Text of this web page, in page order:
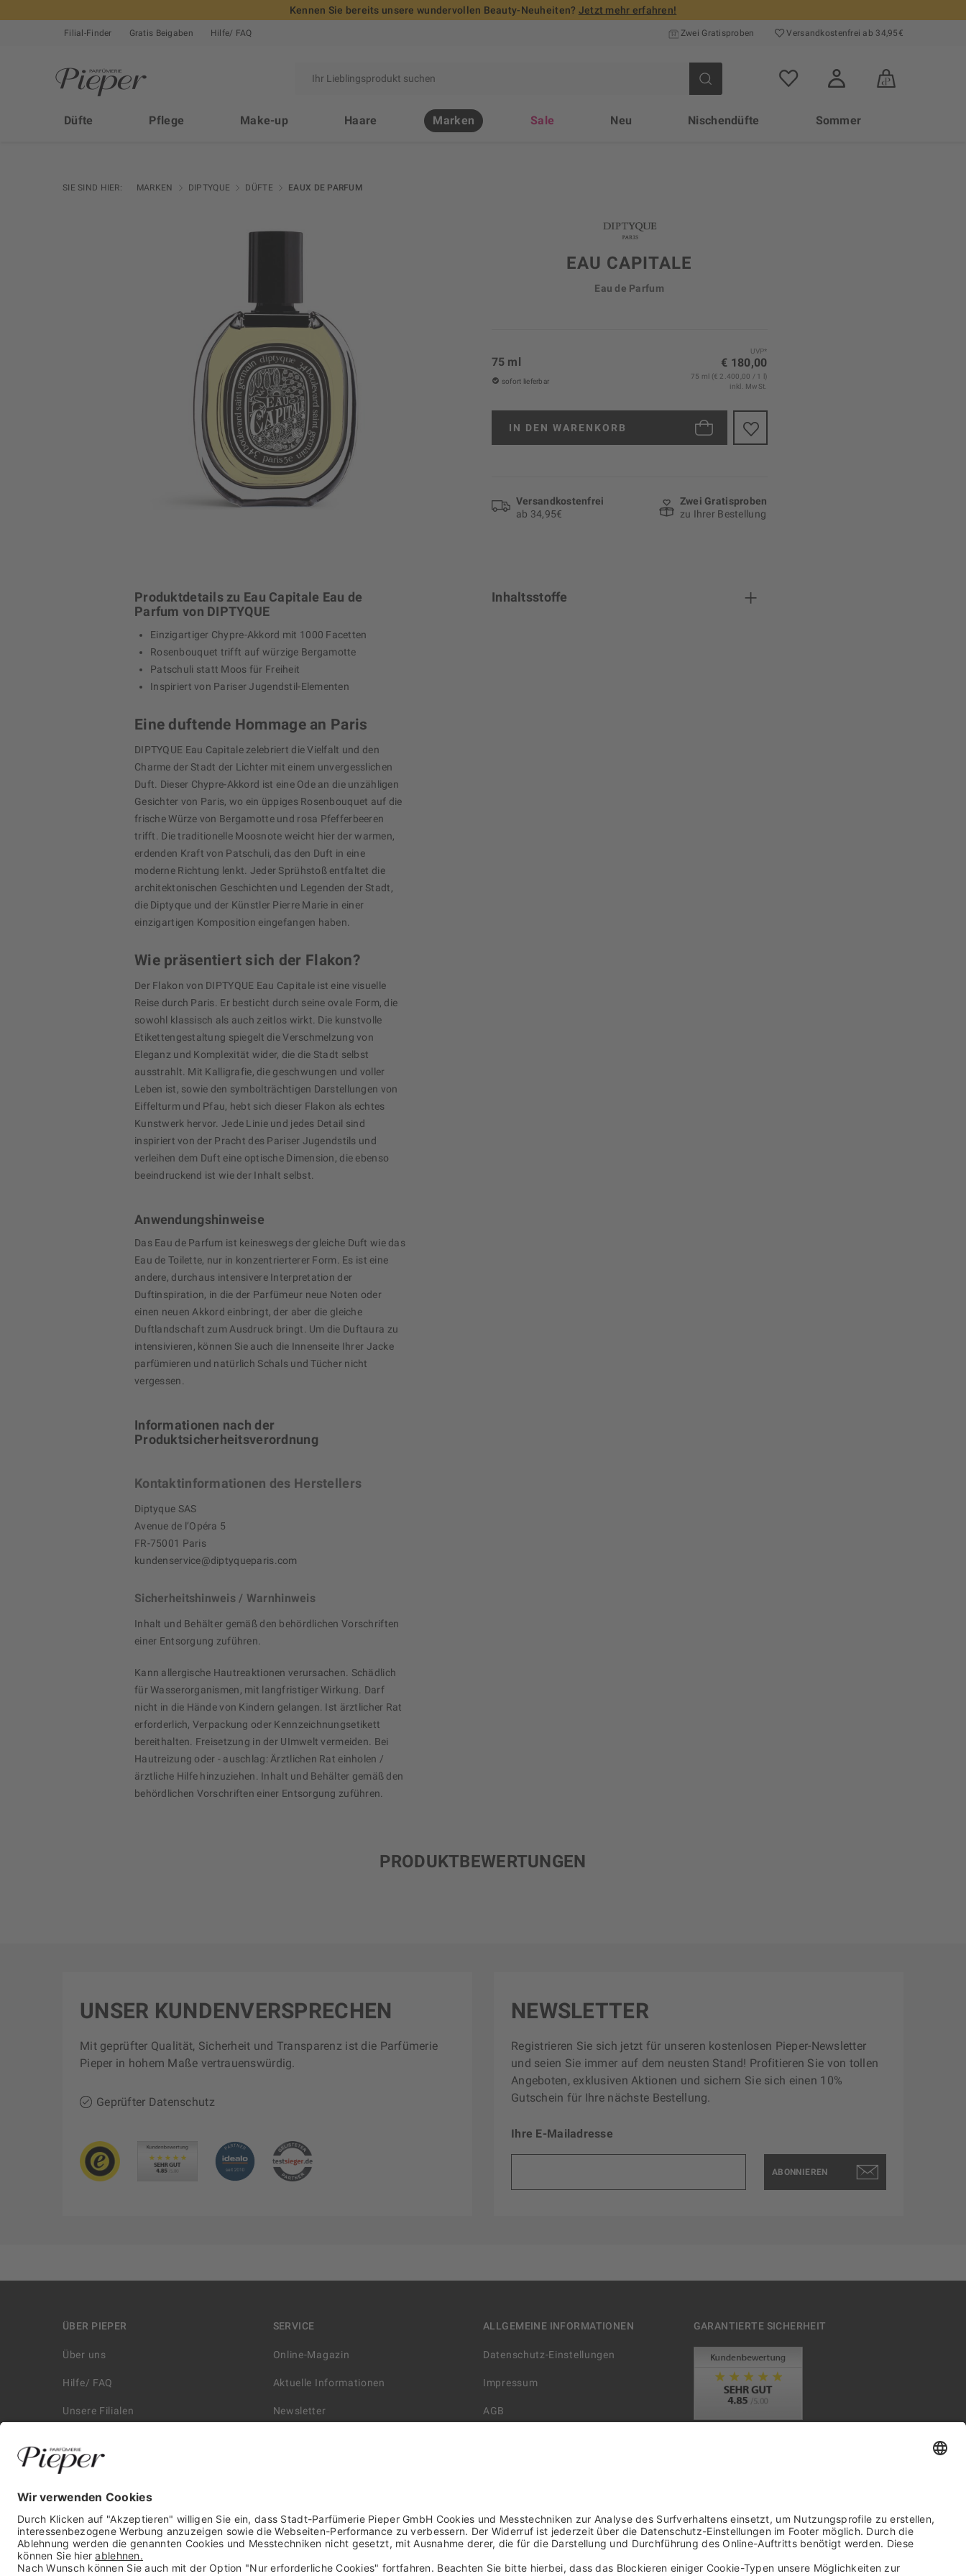
Kennen Sie bereits unsere wundervollen Beauty-Neuheiten? Jetzt mehr erfahren!
Filial-Finder Gratis Beigaben Hilfe/ FAQ Zwei Gratisproben Versand­kosten­frei ab 34,95€
Düfte Pflege Make-up Haare Marken Sale Neu Nischendüfte Sommer
SIE SIND HIER: MARKEN DIPTYQUE DÜFTE EAUX DE PARFUM
EAU CAPITALE
Eau de Parfum
UVP*
€ 180,00
75 ml
sofort lieferbar
75 ml (€ 2.400,00 / 1 l)
inkl. MwSt.
IN DEN WARENKORB
Versand­kosten­frei
ab 34,95€
Zwei Gratisproben
zu Ihrer Bestellung
Produktdetails zu Eau Capitale Eau de
Parfum von DIPTYQUE
Einzigartiger Chypre-Akkord mit 1000 Facetten
Rosenbouquet trifft auf würzige Bergamotte
Patschuli statt Moos für Freiheit
Inspiriert von Pariser Jugendstil-Elementen
Eine duftende Hommage an Paris
DIPTYQUE Eau Capitale zelebriert die Vielfalt und den
Charme der Stadt der Lichter mit einem unvergesslichen
Duft. Dieser Chypre-Akkord ist eine Ode an die unzähligen
Gesichter von Paris, wo ein üppiges Rosenbouquet auf die
frische Würze von Bergamotte und rosa Pfefferbeeren
trifft. Die traditionelle Moosnote weicht hier der warmen,
erdenden Kraft von Patschuli, das den Duft in eine
moderne Richtung lenkt. Jeder Sprühstoß entfaltet die
architektonischen Geschichten und Legenden der Stadt,
die Diptyque und der Künstler Pierre Marie in einer
einzigartigen Komposition eingefangen haben.
Wie präsentiert sich der Flakon?
Der Flakon von DIPTYQUE Eau Capitale ist eine visuelle
Reise durch Paris. Er besticht durch seine ovale Form, die
sowohl klassisch als auch zeitlos wirkt. Die kunstvolle
Etikettengestaltung spiegelt die Verschmelzung von
Eleganz und Komplexität wider, die die Stadt selbst
ausstrahlt. Mit Kalligrafie, die geschwungen und voller
Leben ist, sowie den symbolträchtigen Darstellungen von
Eiffelturm und Pfau, hebt sich dieser Flakon als echtes
Kunstwerk hervor. Jede Linie und jedes Detail sind
inspiriert von der Pracht des Pariser Jugendstils und
verleihen dem Duft eine optische Dimension, die ebenso
beeindruckend ist wie der Inhalt selbst.
Anwendungshinweise
Das Eau de Parfum ist keineswegs der gleiche Duft wie das
Eau de Toilette, nur in konzentrierterer Form. Es ist eine
andere, durchaus intensivere Interpretation der
Duftinspiration, in die der Parfümeur neue Noten oder
einen neuen Akkord einbringt, der aber die gleiche
Duftlandschaft zum Ausdruck bringt. Um die Duftaura zu
intensivieren, können Sie auch die Innenseite Ihrer Jacke
parfümieren und natürlich Schals und Tücher nicht
vergessen.
Informationen nach der
Produktsicherheitsverordnung
Kontaktinformationen des Herstellers
Diptyque SAS
Avenue de l’Opéra 5
FR-75001 Paris
kundenservice@diptyqueparis.com
Sicherheitshinweis / Warnhinweis
Inhalt und Behälter gemäß den behördlichen Vorschriften
einer Entsorgung zuführen.
Kann allergische Hautreaktionen verursachen. Schädlich
für Wasserorganismen, mit langfristiger Wirkung. Darf
nicht in die Hände von Kindern gelangen. Ist ärztlicher Rat
erforderlich, Verpackung oder Kennzeichnungsetikett
bereithalten. Freisetzung in der UImwelt vermeiden. Bei
Hautreizung oder - auschlag: Ärztlichen Rat einholen /
ärztliche Hilfe hinzuziehen. Inhalt und Behälter gemäß den
behördlichen Vorschriften einer Entsorgung zuführen.
Inhaltsstoffe
PRODUKTBEWERTUNGEN
NEWSLETTER
Registrieren Sie sich jetzt für unseren kostenlosen Pieper-Newsletter
und seien Sie immer auf dem neusten Stand! Profitieren Sie von tollen
Angeboten, exklusiven Aktionen und sichern Sie sich einen 10%
Gutschein für Ihre nächste Bestellung.
Ihre E-Mailadresse
ABONNIEREN
UNSER KUNDENVERSPRECHEN
Mit geprüfter Qualität, Sicherheit und Transparenz ist die Parfümerie
Pieper in hohem Maße vertrauenswürdig.
Geprüfter Datenschutz
ÜBER PIEPER
Über uns
Hilfe/ FAQ
Unsere Filialen
Historie
Affiliate
Karriere
Presse
SERVICE
Online-Magazin
Aktuelle Informationen
Newsletter
Autorisierter Händler/ YBPN
ALLGEMEINE INFORMATIONEN
Datenschutz-Einstellungen
Impressum
AGB
Informationen zur Barrierefreiheit
GARANTIERTE SICHERHEIT